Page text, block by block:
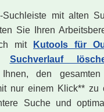
Suchleiste mit alten
Sie Ihren
mit
Kutools für
Suchverlauf
den gesamten
nur einem Klick** zu
Suche und